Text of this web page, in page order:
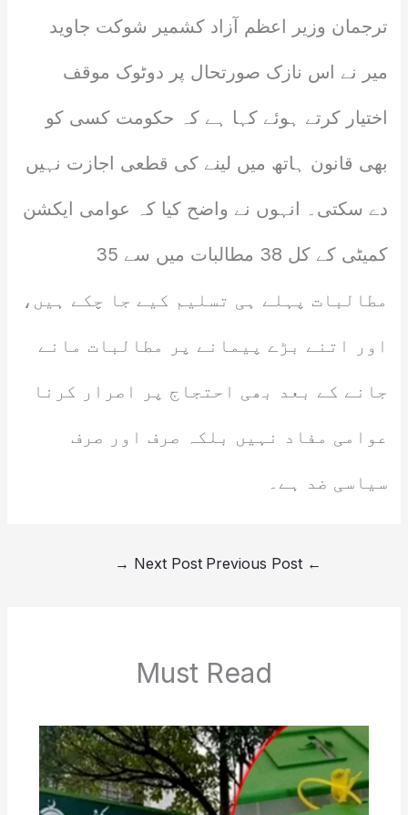
ترجمان وزیر اعظم آزاد کشمیر شوکت جاوید
میر نے اس نازک صورتحال پر دوٹوک موقف
اختیار کرتے ہوئے کہا ہے کہ حکومت کسی کو
بھی قانون ہاتھ میں لینے کی قطعی اجازت نہیں
دے سکتی۔ انہوں نے واضح کیا کہ عوامی ایکشن
کمیٹی کے کل 38 مطالبات میں سے 35
مطالبات پہلے ہی تسلیم کیے جا چکے ہیں،
اور اتنے بڑے پیمانے پر مطالبات مانے
جانے کے بعد بھی احتجاج پر اصرار کرنا
عوامی مفاد نہیں بلکہ صرف اور صرف
سیاسی ضد ہے۔
←
Next Post
→
Must Read